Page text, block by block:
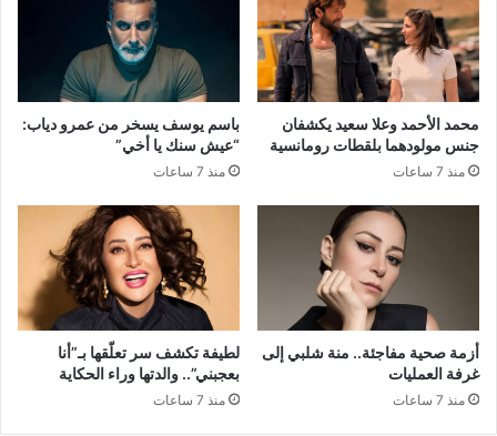
محمد الأحمد وعلا سعيد يكشفان
جنس مولودهما بلقطات رومانسية
منذ 7 ساعات
باسم يوسف يسخر من عمرو دياب:
“عيش سنك يا أخي”
منذ 7 ساعات
أزمة صحية مفاجئة.. منة شلبي إلى
غرفة العمليات
منذ 7 ساعات
لطيفة تكشف سر تعلّقها بـ”أنا
بعجبني”.. والدتها وراء الحكاية
منذ 7 ساعات